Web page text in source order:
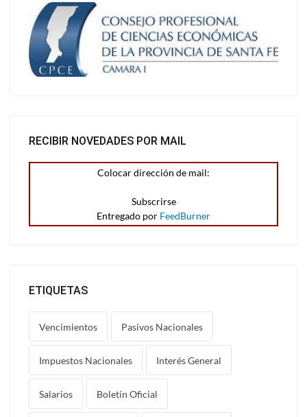
RECIBIR NOVEDADES POR MAIL
Colocar dirección de mail:
Entregado por FeedBurner
ETIQUETAS
Vencimientos Pasivos Nacionales
Impuestos Nacionales Interés General
Salarios Boletín Oficial